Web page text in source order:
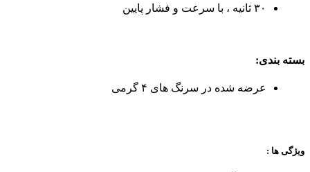
۳۰ ثانیه ، با سرعت و فشار پایین
بسته بندی:
عرضه شده در سرنگ های ۴ گرمی
ویژگی ها :